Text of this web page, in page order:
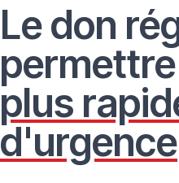
Le don
plus
d'urgence
coordonnéespaiement